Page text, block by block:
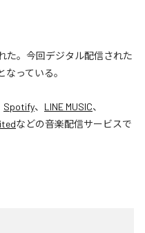
た。今回デジタル配信された
なっている。
Spotify、 LINE MUSIC、
などの音楽配信サービスで